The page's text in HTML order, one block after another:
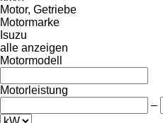
Motor, Getriebe
Motormarke
Isuzu
alle anzeigen
Motormodell
Motorleistung
–